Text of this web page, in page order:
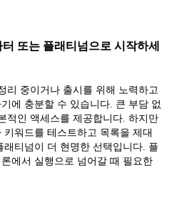
또는 플래티넘으로 시작하세
리 중이거나 출시를 위해 노력하고
에 충분할 수 있습니다. 큰 부담 없
적인 액세스를 제공합니다. 하지만
워드를 테스트하고 목록을 제대
티넘이 더 현명한 선택입니다. 플
에서 실행으로 넘어갈 때 필요한